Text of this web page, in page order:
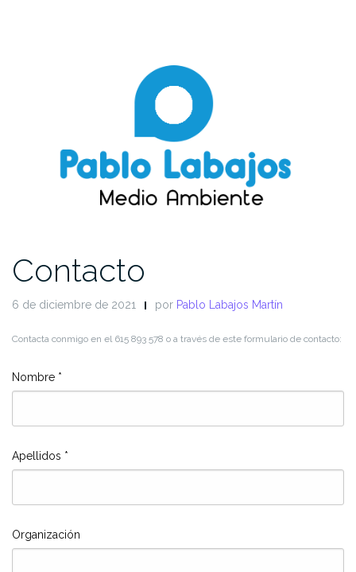
Contacto
6 de diciembre de 2021 por Pablo Labajos Martín
Contacta conmigo en el 615 893 578 o a través de este formulario de contacto:
Nombre *
Apellidos *
Organización